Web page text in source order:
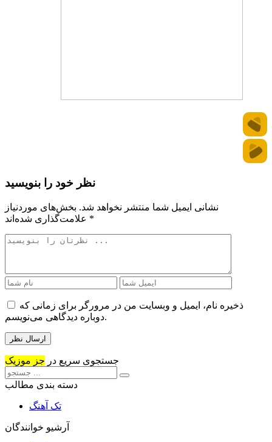
نظر خود را بنویسید
نشانی ایمیل شما منتشر نخواهد شد. بخش‌های موردنیاز
*
ذخیره نام، ایمیل و وبسایت من در مرورگر برای زمانی که
دوباره دیدگاهی می‌نویسم.
جستجوی سریع در جز موزیک
دسته بندی مطالب
تک آهنگ
آرشیو خوانندگان